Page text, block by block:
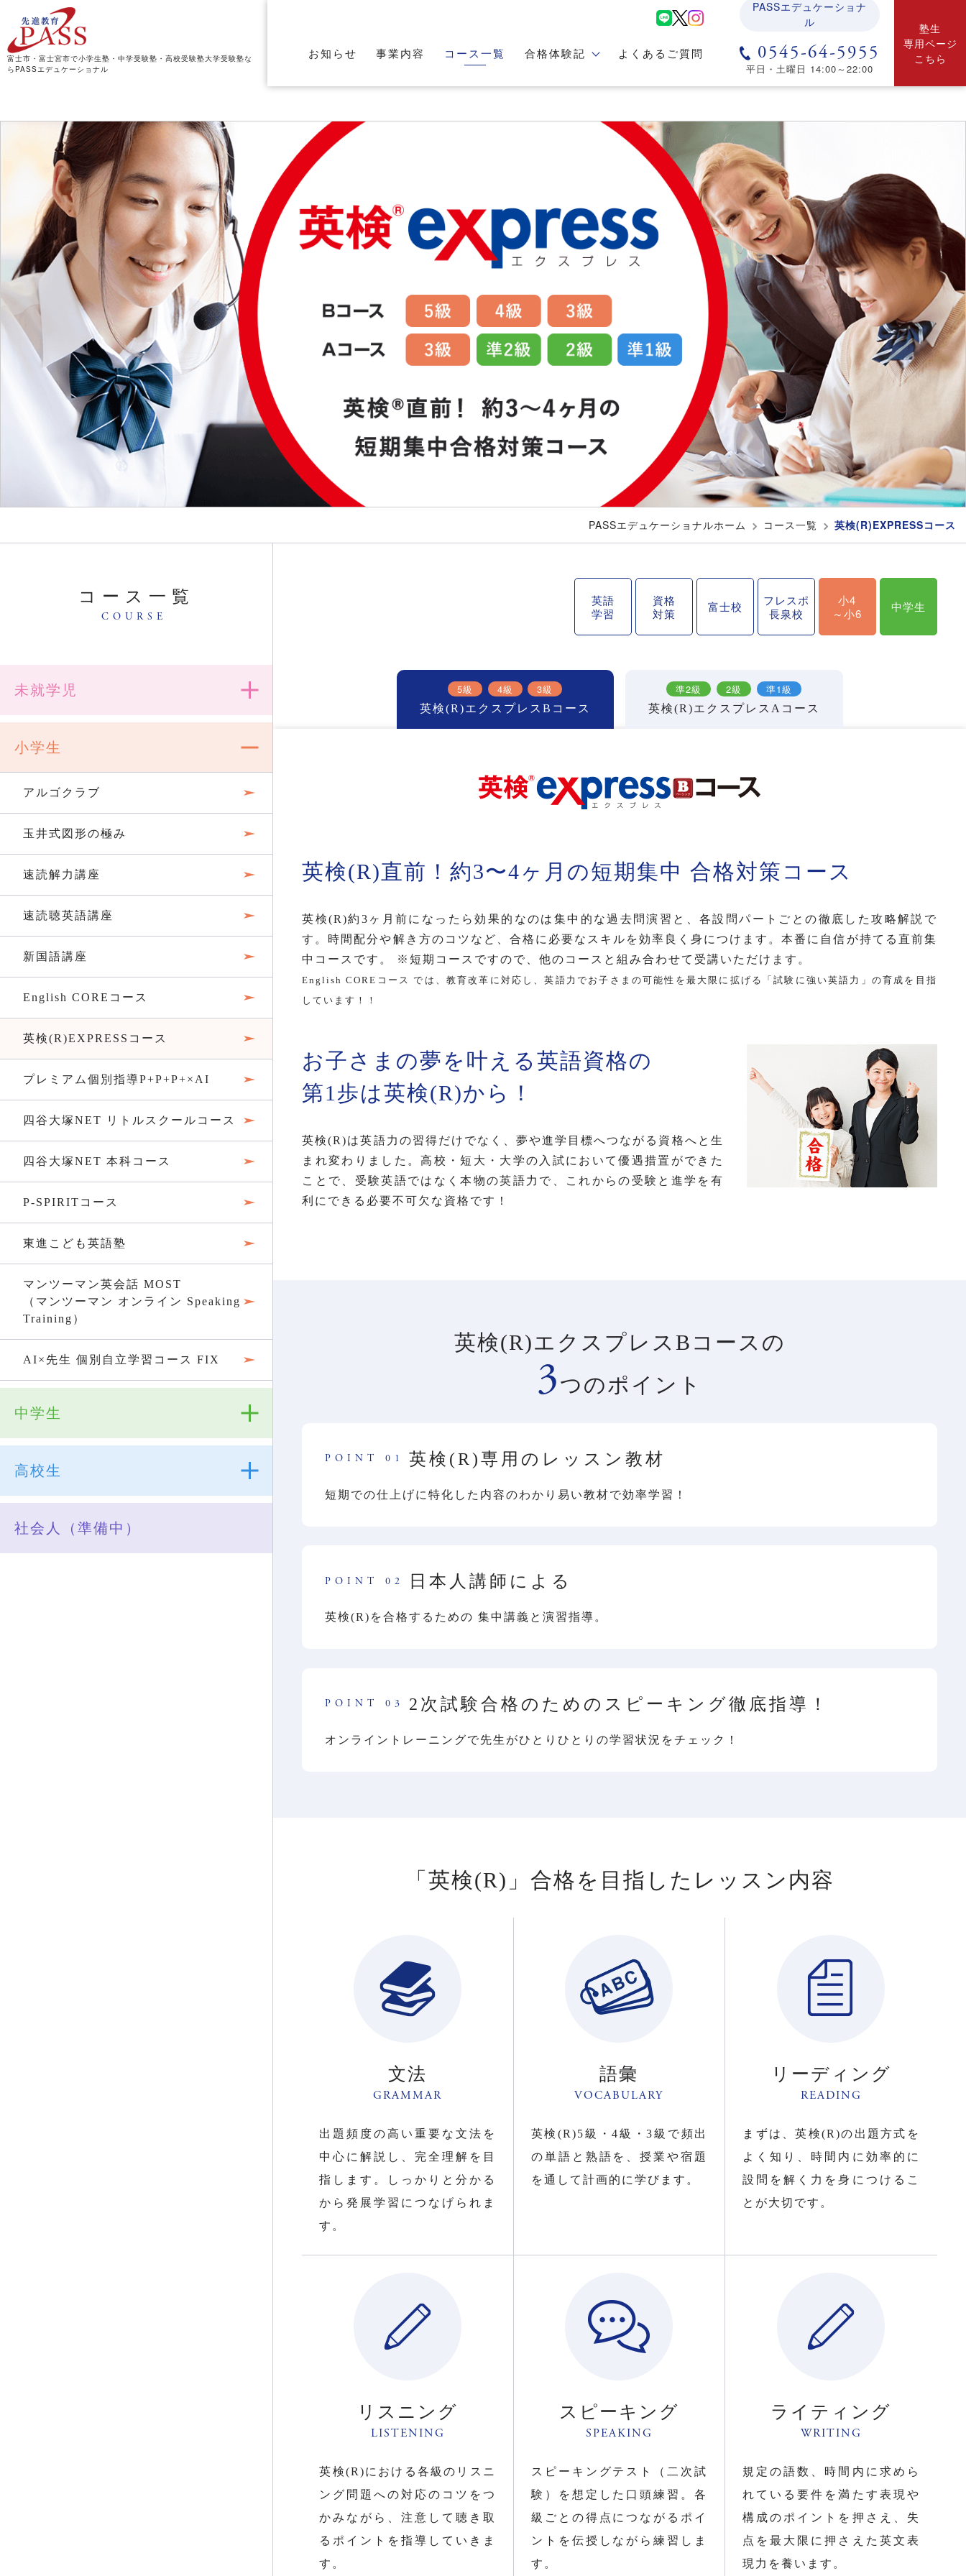
富士市・富士宮市で小学生塾・中学受験塾・高校受験塾大学受験塾な
らPASSエデュケーショナル
お知らせ 事業内容 コース一覧 合格体験記 よくあるご質問
PASSエデュケーショナ
ル
0545-64-5955
平日・土曜日 14:00～22:00
塾生
専用ページ
こちら
PASSエデュケーショナルホーム コース一覧 英検(R)EXPRESSコース
コース一覧
COURSE
未就学児
小学生
アルゴクラブ
玉井式図形の極み
速読解力講座
速読聴英語講座
新国語講座
English COREコース
英検(R)EXPRESSコース
プレミアム個別指導P+P+P+×AI
四谷大塚NET リトルスクールコース
四谷大塚NET 本科コース
P-SPIRITコース
東進こども英語塾
マンツーマン英会話 MOST
（マンツーマン オンライン Speaking
Training）
AI×先生 個別自立学習コース FIX
中学生
高校生
社会人（準備中）
英語
学習
資格
対策
富士校
フレスポ
長泉校
小4
～小6
中学生
5級 4級 3級
英検(R)エクスプレスBコース
準2級 2級 準1級
英検(R)エクスプレスAコース
英検(R)直前！約3〜4ヶ月の短期集中 合格対策コース
英検(R)約3ヶ月前になったら効果的なのは集中的な過去問演習と、各設問パートごとの徹底した攻略解説で
す。時間配分や解き方のコツなど、合格に必要なスキルを効率良く身につけます。本番に自信が持てる直前集
中コースです。 ※短期コースですので、他のコースと組み合わせて受講いただけます。
English COREコース では、教育改革に対応し、英語力でお子さまの可能性を最大限に拡げる「試験に強い英語力」の育成を目指
しています！！
お子さまの夢を叶える英語資格の
第1歩は英検(R)から！
英検(R)は英語力の習得だけでなく、夢や進学目標へつながる資格へと生
まれ変わりました。高校・短大・大学の入試において優遇措置ができた
ことで、受験英語ではなく本物の英語力で、これからの受験と進学を有
利にできる必要不可欠な資格です！
英検(R)エクスプレスBコースの
3つのポイント
POINT 01 英検(R)専用のレッスン教材
短期での仕上げに特化した内容のわかり易い教材で効率学習！
POINT 02 日本人講師による
英検(R)を合格するための 集中講義と演習指導。
POINT 03 2次試験合格のためのスピーキング徹底指導！
オンライントレーニングで先生がひとりひとりの学習状況をチェック！
「英検(R)」合格を 目指したレッスン内容
文法
GRAMMAR
出題頻度の高い重要な文法を
中心に解説し、完全理解を目
指します。しっかりと分かる
から発展学習につなげられま
す。
語彙
VOCABULARY
英検(R)5級・4級・3級で頻出
の単語と熟語を、授業や宿題
を通して計画的に学びます。
リーディング
READING
まずは、英検(R)の出題方式を
よく知り、時間内に効率的に
設問を解く力を身につけるこ
とが大切です。
リスニング
LISTENING
英検(R)における各級のリスニ
ング問題への対応のコツをつ
かみながら、注意して聴き取
るポイントを指導していきま
す。
スピーキング
SPEAKING
スピーキングテスト（二次試
験）を想定した口頭練習。各
級ごとの得点につながるポイ
ントを伝授しながら練習しま
す。
ライティング
WRITING
規定の語数、時間内に求めら
れている要件を満たす表現や
構成のポイントを押さえ、失
点を最大限に押さえた英文表
現力を養います。